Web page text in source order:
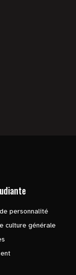
personnalité
culture générale